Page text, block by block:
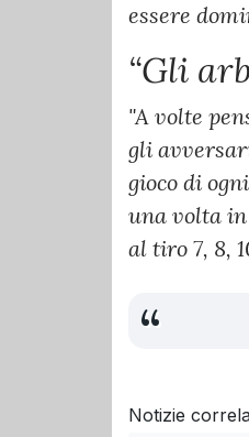
essere
“Gli
"A volte
gli
gioco di
una volta
al tiro 7, 8,
Notizie